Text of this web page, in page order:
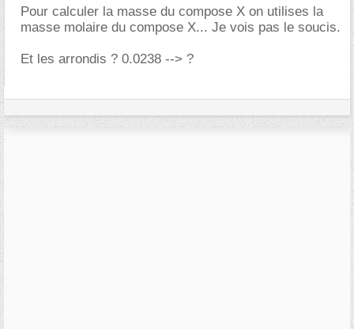
Pour calculer la masse du compose X on utilises la
masse molaire du compose X... Je vois pas le soucis.
Et les arrondis ? 0.0238 --> ?